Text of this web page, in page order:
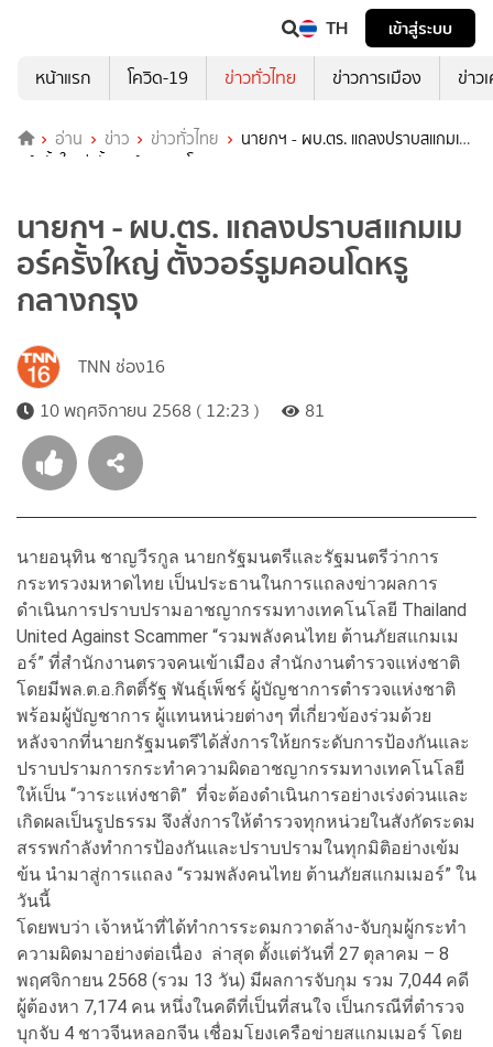
TH
เข้าสู่ระบบ
หน้าแรก
โควิด-19 ข่าวทั่วไทย ข่าวการเมือง ข่าว
อ่าน ข่าว ข่าวทั่วไทย
นายกฯ - ผบ.ตร. แถลงปราบสแกมเม
อร์ครั้งใหญ่ ตั้งวอร์รูมคอนโดหรูกลางกรุง
นายกฯ - ผบ.ตร. แถลงปราบสแกมเม
อร์ครั้งใหญ่ ตั้งวอร์รูมคอนโดหรู
กลางกรุง
TNN ช่อง16
10 พฤศจิกายน 2568 ( 12:23 )
81
นายอนุทิน ชาญวีรกูล นายกรัฐมนตรีและรัฐมนตรีว่าการ
กระทรวงมหาดไทย เป็นประธานในการแถลงข่าวผลการ
ดำเนินการปราบปรามอาชญากรรมทางเทคโนโลยี Thailand
United Against Scammer “รวมพลังคนไทย ต้านภัยสแกมเม
อร์” ที่สำนักงานตรวจคนเข้าเมือง สำนักงานตำรวจแห่งชาติ
โดยมีพล.ต.อ.กิตติ์รัฐ พันธุ์เพ็ชร์ ผู้บัญชาการตำรวจแห่งชาติ
พร้อมผู้บัญชาการ ผู้แทนหน่วยต่างๆ ที่เกี่ยวข้องร่วมด้วย
หลังจากที่นายกรัฐมนตรีได้สั่งการให้ยกระดับการป้องกันและ
ปราบปรามการกระทำความผิดอาชญากรรมทางเทคโนโลยี
ให้เป็น “วาระแห่งชาติ” ที่จะต้องดำเนินการอย่างเร่งด่วนและ
เกิดผลเป็นรูปธรรม จึงสั่งการให้ตำรวจทุกหน่วยในสังกัดระดม
สรรพกำลังทำการป้องกันและปราบปรามในทุกมิติอย่างเข้ม
ข้น นำมาสู่การแถลง “รวมพลังคนไทย ต้านภัยสแกมเมอร์” ใน
วันนี้
โดยพบว่า เจ้าหน้าที่ได้ทำการระดมกวาดล้าง-จับกุมผู้กระทำ
ความผิดมาอย่างต่อเนื่อง ล่าสุด ตั้งแต่วันที่ 27 ตุลาคม – 8
พฤศจิกายน 2568 (รวม 13 วัน) มีผลการจับกุม รวม 7,044 คดี
ผู้ต้องหา 7,174 คน หนึ่งในคดีที่เป็นที่สนใจ เป็นกรณีที่ตำรวจ
บุกจับ 4 ชาวจีนหลอกจีน เชื่อมโยงเครือข่ายสแกมเมอร์ โดย